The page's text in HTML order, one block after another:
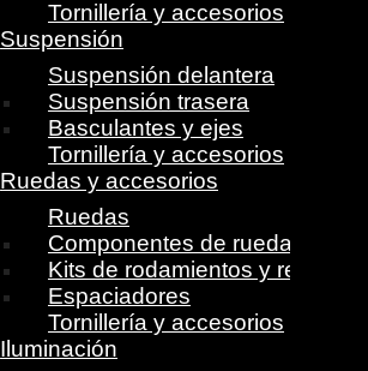
Tornillería y accesorios
Suspensión
Suspensión delantera
Suspensión trasera
Basculantes y ejes
Tornillería y accesorios
Ruedas y accesorios
Ruedas
Componentes de ruedas
Kits de rodamientos y retenes
Espaciadores
Tornillería y accesorios
Iluminación